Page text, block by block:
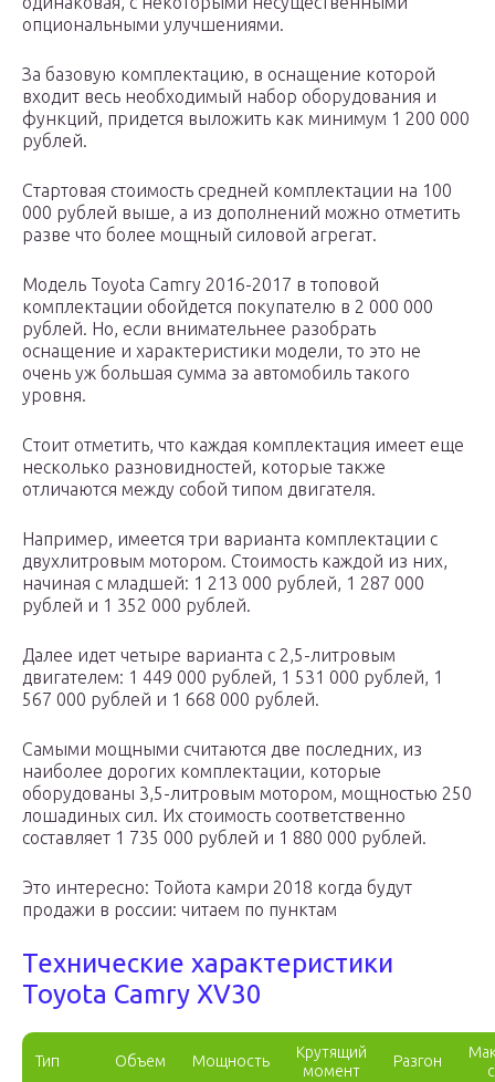
опциональными улучшениями.
За базовую комплектацию, в оснащение которой
входит весь необходимый набор оборудования и
функций, придется выложить как минимум 1 200 000
рублей.
Стартовая стоимость средней комплектации на 100
000 рублей выше, а из дополнений можно отметить
разве что более мощный силовой агрегат.
Модель Toyota Camry 2016-2017 в топовой
комплектации обойдется покупателю в 2 000 000
рублей. Но, если внимательнее разобрать
оснащение и характеристики модели, то это не
очень уж большая сумма за автомобиль такого
уровня.
Стоит отметить, что каждая комплектация имеет еще
несколько разновидностей, которые также
отличаются между собой типом двигателя.
Например, имеется три варианта комплектации с
двухлитровым мотором. Стоимость каждой из них,
начиная с младшей: 1 213 000 рублей, 1 287 000
рублей и 1 352 000 рублей.
Далее идет четыре варианта с 2,5-литровым
двигателем: 1 449 000 рублей, 1 531 000 рублей, 1
567 000 рублей и 1 668 000 рублей.
Самыми мощными считаются две последних, из
наиболее дорогих комплектации, которые
оборудованы 3,5-литровым мотором, мощностью 250
лошадиных сил. Их стоимость соответственно
составляет 1 735 000 рублей и 1 880 000 рублей.
Это интересно: Тойота камри 2018 когда будут
продажи в россии: читаем по пунктам
Технические характеристики
Toyota Camry XV30
Тип Объем Мощность
Крутящий
момент
Разгон